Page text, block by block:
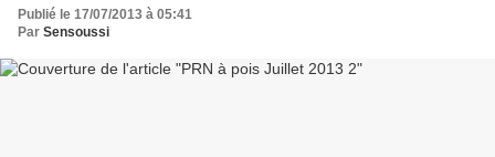
Publié le 17/07/2013 à 05:41
Par Sensoussi